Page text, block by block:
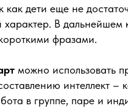
как дети еще не
характер. В дальнейшем
фразами.
можно использовать
интеллект –
в группе, паре и